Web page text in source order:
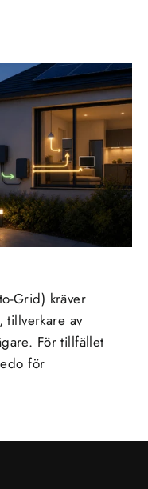
Grid) kräver
tillverkare av
För tillfället
för